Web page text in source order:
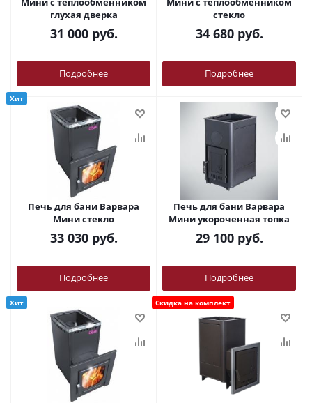
глухая дверка
31 000руб.
Подробнее
стекло
34 680руб.
Подробнее
Хит
Печь для бани Варвара
Мини стекло
33 030руб.
Подробнее
Печь для бани Варвара
Мини укороченная топка
29 100руб.
Подробнее
Хит Скидка на комплект